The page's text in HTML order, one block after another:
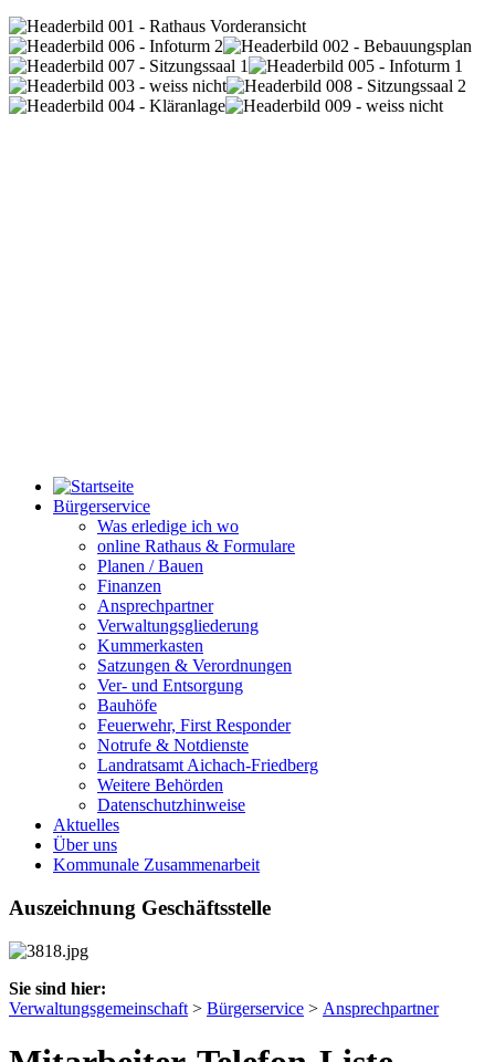
Bürgerservice
Was erledige ich wo
online Rathaus & Formulare
Planen / Bauen
Finanzen
Ansprechpartner
Verwaltungsgliederung
Kummerkasten
Satzungen & Verordnungen
Ver- und Entsorgung
Bauhöfe
Feuerwehr, First Responder
Notrufe & Notdienste
Landratsamt Aichach-Friedberg
Weitere Behörden
Datenschutzhinweise
Aktuelles
Über uns
Kommunale Zusammenarbeit
Auszeichnung Geschäftsstelle
Sie sind hier:
Verwaltungsgemeinschaft > Bürgerservice > Ansprechpartner